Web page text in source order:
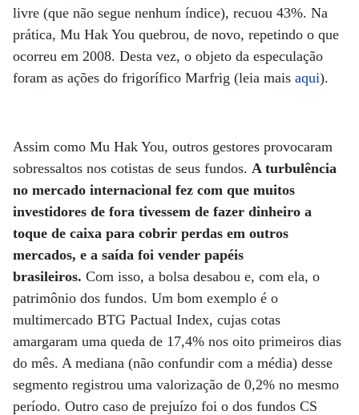
livre (que não segue nenhum índice), recuou 43%. Na
prática, Mu Hak You quebrou, de novo, repetindo o que
ocorreu em 2008. Desta vez, o objeto da especulação
foram as ações do frigorífico Marfrig (leia mais aqui).
Assim como Mu Hak You, outros gestores provocaram
sobressaltos nos cotistas de seus fundos. A turbulência
no mercado internacional fez com que muitos
investidores de fora tivessem de fazer dinheiro a
toque de caixa para cobrir perdas em outros
mercados, e a saída foi vender papéis
brasileiros. Com isso, a bolsa desabou e, com ela, o
patrimônio dos fundos. Um bom exemplo é o
multimercado BTG Pactual Index, cujas cotas
amargaram uma queda de 17,4% nos oito primeiros dias
do mês. A mediana (não confundir com a média) desse
segmento registrou uma valorização de 0,2% no mesmo
período. Outro caso de prejuízo foi o dos fundos CS